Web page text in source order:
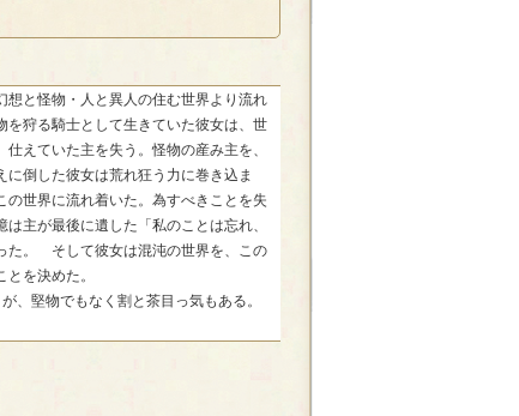
想と怪物・人と異人の住む世界より流れ
を狩る騎士として生きていた彼女は、世
えていた主を失う。怪物の産み主を、
倒した彼女は荒れ狂う力に巻き込ま
の世界に流れ着いた。為すべきことを失
主が最後に遺した「私のことは忘れ、
た。 そして彼女は混沌の世界を、この
を決めた。
、堅物でもなく割と茶目っ気もある。